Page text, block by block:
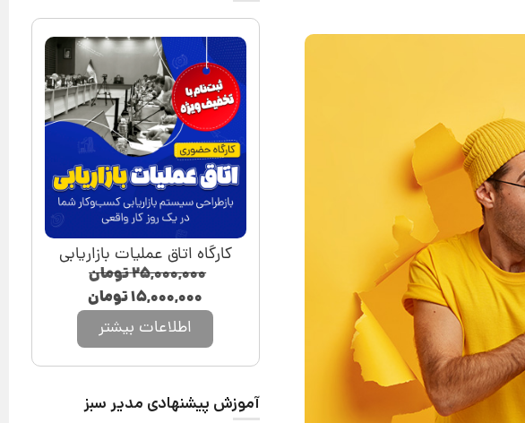
کارگاه اتاق عملیات بازاریابی
۲۵,۰۰۰,۰۰۰تومان
۱۵,۰۰۰,۰۰۰تومان
اطلاعات بیشتر
آموزش پیشنهادی مدیر سبز